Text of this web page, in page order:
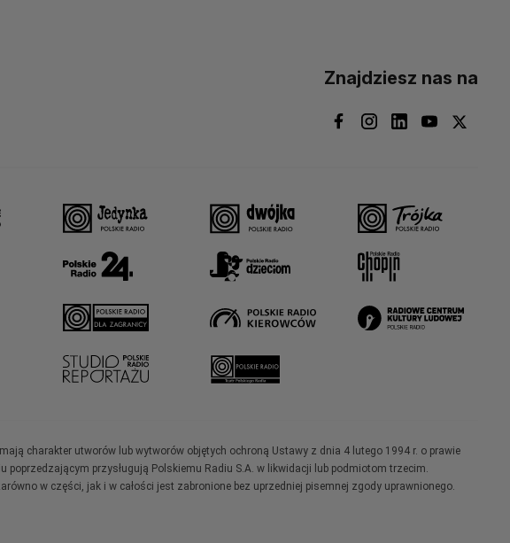
Znajdziesz nas na
charakter utworów lub wytworów objętych ochroną Ustawy z dnia 4 lutego 1994 r. o prawie
przysługują Polskiemu Radiu S.A. w likwidacji lub podmiotom trzecim.
w części, jak i w całości jest zabronione bez uprzedniej pisemnej zgody uprawnionego.